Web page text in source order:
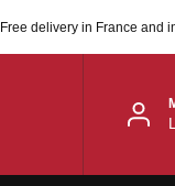
Free delivery in France and